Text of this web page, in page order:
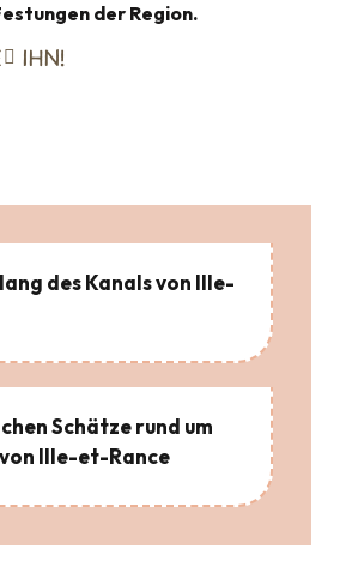
der Region.
IHN!
des Kanals von Ille-
Schätze rund um
Ille-et-Rance